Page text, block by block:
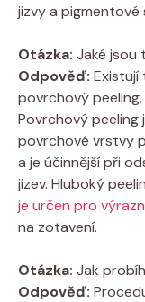
jizvy a pigmentové
Otázka: Jaké jsou
Odpověď: Existují
povrchový
Povrchový peeling
povrchové vrstvy
a je účinnější při
jizev. Hluboký
je určen pro
na zotavení.
Otázka: Jak
Odpověď: